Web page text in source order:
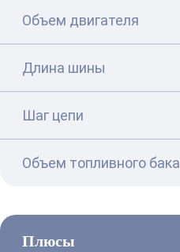
Объем двигателя
Длина шины
Шаг цепи
Объем топливного бака
Плюсы